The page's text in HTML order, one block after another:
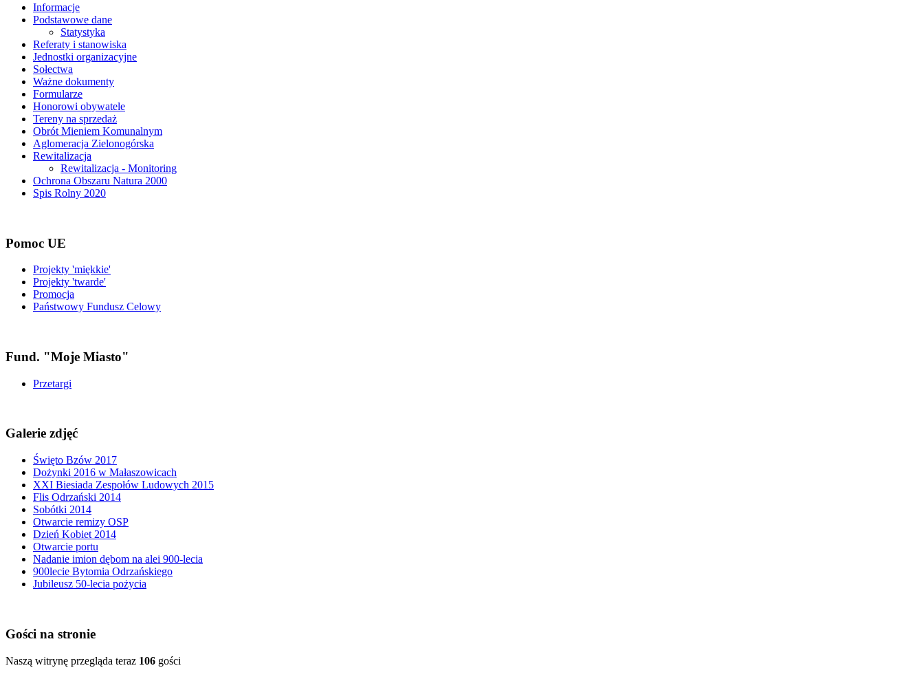
Informacje
Podstawowe dane
Statystyka
Referaty i stanowiska
Jednostki organizacyjne
Sołectwa
Ważne dokumenty
Formularze
Honorowi obywatele
Tereny na sprzedaż
Obrót Mieniem Komunalnym
Aglomeracja Zielonogórska
Rewitalizacja
Rewitalizacja - Monitoring
Ochrona Obszaru Natura 2000
Spis Rolny 2020
Pomoc UE
Projekty 'miękkie'
Projekty 'twarde'
Promocja
Państwowy Fundusz Celowy
Fund. "Moje Miasto"
Przetargi
Galerie zdjęć
Święto Bzów 2017
Dożynki 2016 w Małaszowicach
XXI Biesiada Zespołów Ludowych 2015
Flis Odrzański 2014
Sobótki 2014
Otwarcie remizy OSP
Dzień Kobiet 2014
Otwarcie portu
Nadanie imion dębom na alei 900-lecia
900lecie Bytomia Odrzańskiego
Jubileusz 50-lecia pożycia
Gości na stronie
Naszą witrynę przegląda teraz 106 gości